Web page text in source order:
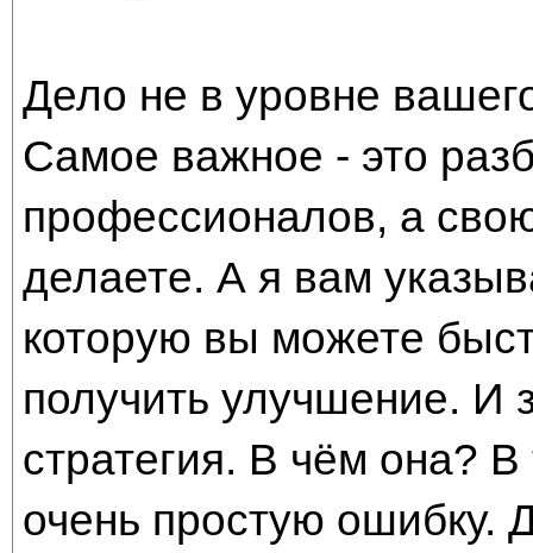
Дело не в уровне
Самое важное - это
профессионалов, а
делаете. А я вам
которую вы можете
получить улучшение. И
стратегия. В чём она?
очень простую ошибку.